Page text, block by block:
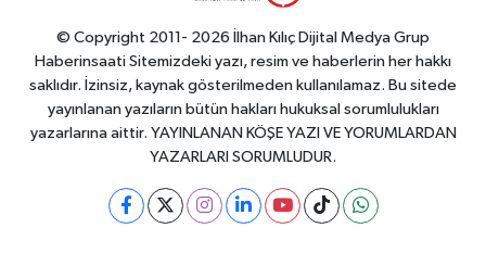
© Copyright 2011- 2026 İlhan Kılıç Dijital Medya Grup
Haberinsaati Sitemizdeki yazı, resim ve haberlerin her hakkı
saklıdır. İzinsiz, kaynak gösterilmeden kullanılamaz. Bu sitede
yayınlanan yazıların bütün hakları hukuksal sorumlulukları
yazarlarına aittir. YAYINLANAN KÖŞE YAZI VE YORUMLARDAN
YAZARLARI SORUMLUDUR.